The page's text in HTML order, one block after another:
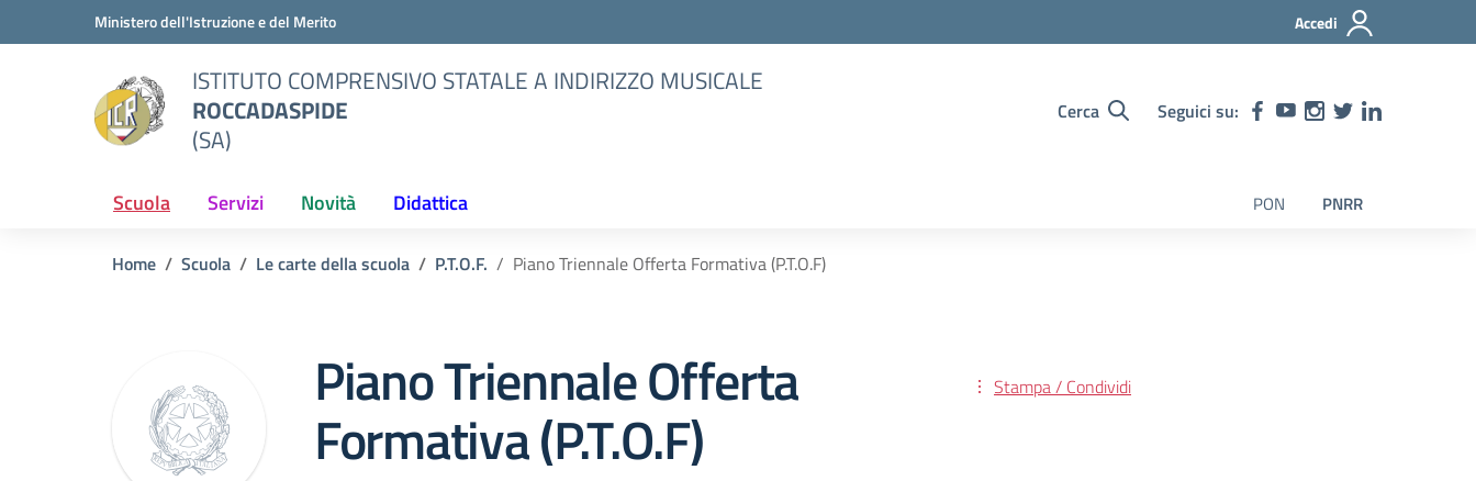
Vai ai contenuti
Vai al menu di navigazioneMinistero dell'Istruzione e del Merito Accedi
ISTITUTO COMPRENSIVO STATALE A INDIRIZZO MUSICALE
ROCCADASPIDE
(SA)
Cerca Seguici su:
Scuola Servizi Novità Didattica PON PNRR
Home Scuola Le carte della scuola P.T.O.F. Piano Triennale Offerta Formativa (P.T.O.F)
Piano Triennale Offerta
Formativa (P.T.O.F)
Stampa / Condividi